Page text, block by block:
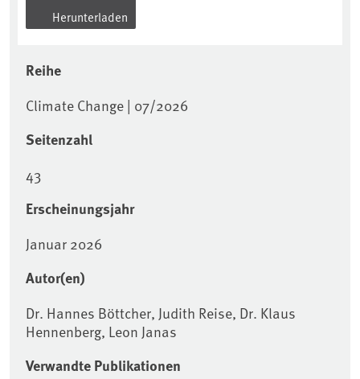
Herunterladen
Reihe
Climate Change | 07/2026
Seitenzahl
43
Erscheinungsjahr
Januar 2026
Autor(en)
Dr. Hannes Böttcher, Judith Reise, Dr. Klaus
Hennenberg, Leon Janas
Verwandte Publikationen